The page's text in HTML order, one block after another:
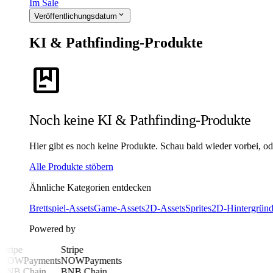
Im Sale
Veröffentlichungsdatum expand_more
KI & Pathfinding-Produkte
package
Noch keine KI & Pathfinding-Produkte
Hier gibt es noch keine Produkte. Schau bald wieder vorbei,
Alle Produkte stöbern
Ähnliche Kategorien entdecken
Brettspiel-AssetsGame-Assets2D-AssetsSprites2D-
Powered by
Stripe
NOWPayments